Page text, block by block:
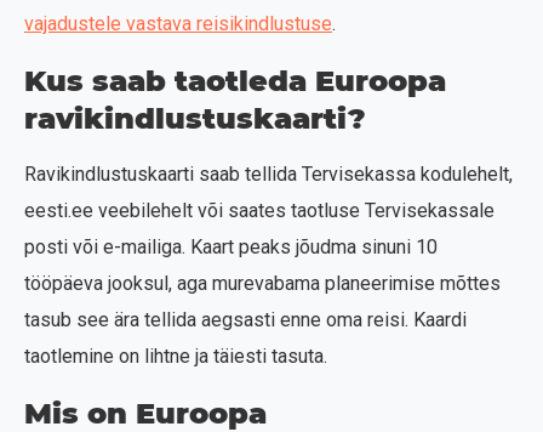
vajadustele vastava reisikindlustuse.
Kus saab taotleda Euroopa
ravikindlustuskaarti?
Ravikindlustuskaarti saab tellida Tervisekassa kodulehelt,
eesti.ee veebilehelt või saates taotluse Tervisekassale
posti või e-mailiga. Kaart peaks jõudma sinuni 10
tööpäeva jooksul, aga murevabama planeerimise mõttes
tasub see ära tellida aegsasti enne oma reisi. Kaardi
taotlemine on lihtne ja täiesti tasuta.
Mis on Euroopa